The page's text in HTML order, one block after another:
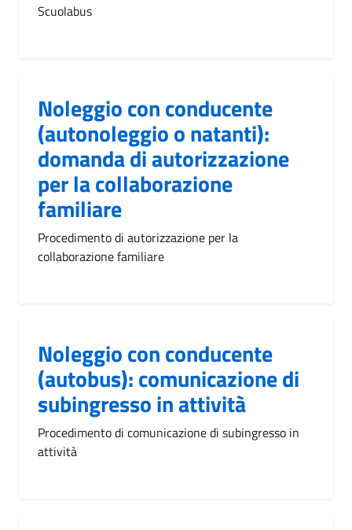
Scuolabus
Noleggio con conducente
(autonoleggio o natanti):
domanda di autorizzazione
per la collaborazione
familiare
Procedimento di autorizzazione per la
collaborazione familiare
Noleggio con conducente
(autobus): comunicazione di
subingresso in attività
Procedimento di comunicazione di subingresso in
attività